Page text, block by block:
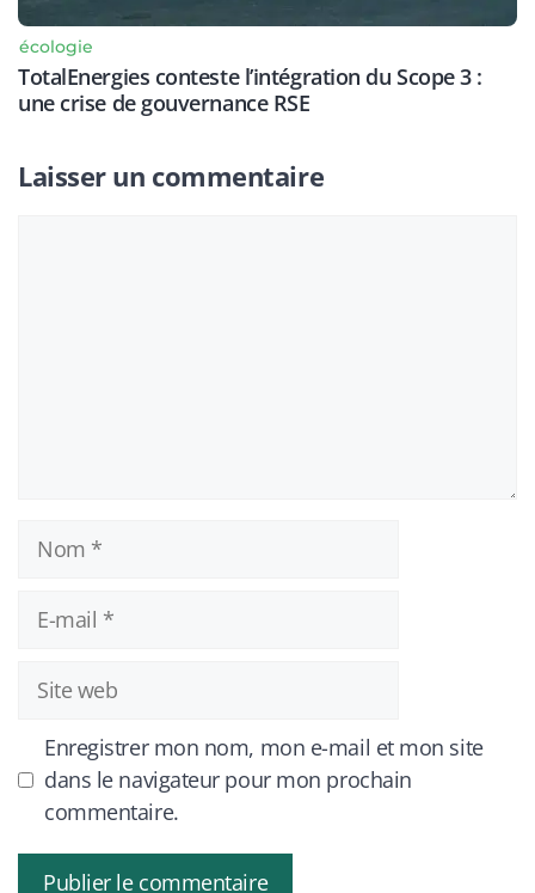
écologie
TotalEnergies conteste l’intégration du Scope 3 :
une crise de gouvernance RSE
Laisser un commentaire
mail
Site
web
Enregistrer mon nom, mon e-mail et mon site
dans le navigateur pour mon prochain
commentaire.